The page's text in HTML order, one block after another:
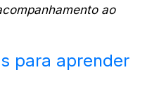
ao
para aprender